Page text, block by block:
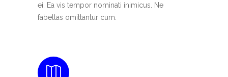
ei. Ea vis tempor nominati inimicus. Ne
fabellas omittantur cum.